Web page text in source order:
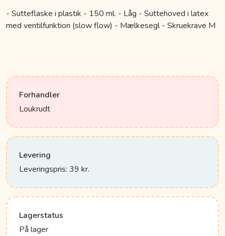
- Sutteflaske i plastik - 150 ml. - Låg - Suttehoved i latex
med ventilfunktion (slow flow) - Mælkesegl - Skruekrave M
Forhandler
Loukrudt
Levering
Leveringspris: 39 kr.
Lagerstatus
På lager